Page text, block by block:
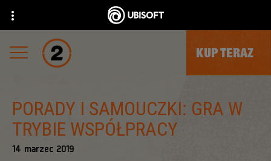
KUP TERAZ
14 marzec 2019
PORADY I SAMOUCZKI: GRA W
TRYBIE WSPÓŁPRACY